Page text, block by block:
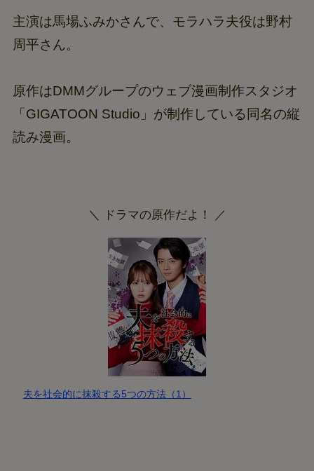
主演は馬場ふみかさんで、モラハラ夫役は野村
周平さん。
原作はDMMグループのウェブ漫画制作スタジオ
「GIGATOON Studio」が制作している同名の縦
読み漫画。
＼ ドラマの原作だよ！ ／
夫を社会的に抹殺する5つの方法（1）